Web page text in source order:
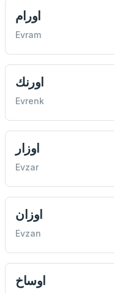
اورام
Evram
اورنك
Evrenk
اوزار
Evzar
اوزان
Evzan
اوساخ